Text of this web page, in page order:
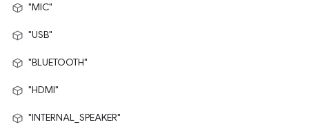
"MIC"
"USB"
"BLUETOOTH"
"HDMI"
"INTERNAL_SPEAKER"